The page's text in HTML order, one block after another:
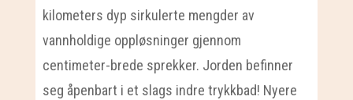
kilometers dyp sirkulerte mengder av
vannholdige oppløsninger gjennom
centimeter-brede sprekker. Jorden befinner
seg åpenbart i et slags indre trykkbad! Nyere